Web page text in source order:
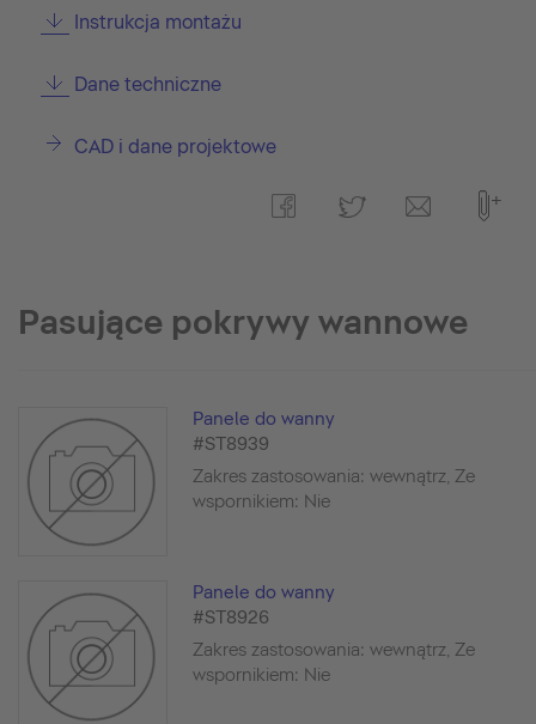
Instrukcja montażu
Dane techniczne
CAD i dane projektowe
Pasujące pokrywy wannowe
Panele do wanny
#ST8939
Zakres zastosowania: wewnątrz, Ze
wspornikiem: Nie
Panele do wanny
#ST8926
Zakres zastosowania: wewnątrz, Ze
wspornikiem: Nie